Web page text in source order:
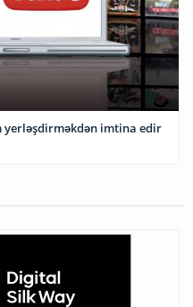
yerləşdirməkdən imtina edir